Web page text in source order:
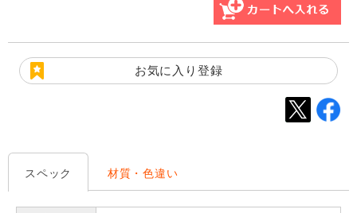
お気に入り登録
スペック 材質・色違い